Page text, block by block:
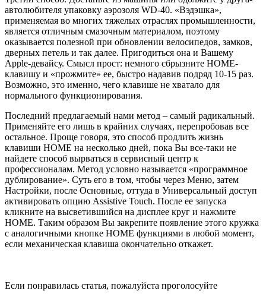
автолюбителя упаковку аэрозоля WD-40. «Вэдэшка»,
применяемая во многих тяжелых отраслях промышленности,
является отличным смазочным материалом, поэтому
оказывается полезной при обновлении велосипедов, замков,
дверных петель и так далее. Пригодиться она и Вашему
Apple-девайсу. Смысл прост: немного сбрызните НОМЕ-
клавишу и «прожмите» ее, быстро надавив подряд 10-15 раз.
Возможно, это именно, чего клавише не хватало для
нормального функционирования.
Последний предлагаемый нами метод – самый радикальный.
Применяйте его лишь в крайних случаях, перепробовав все
остальное. Проще говоря, это способ продлить жизнь
клавиши НОМЕ на несколько дней, пока Вы все-таки не
найдете способ вырваться в сервисный центр к
профессионалам. Метод условно называется «программное
дублирование». Суть его в том, чтобы через Меню, затем
Настройки, после Основные, оттуда в Универсальный доступ
активировать опцию Assistive Touch. После ее запуска
кликните на высветившийся на дисплее круг и нажмите
НОМЕ. Таким образом Вы закрепите появление этого кружка
с аналогичными кнопке НОМЕ функциями в любой момент,
если механическая клавиша окончательно откажет.
Если понравилась статья, пожалуйста проголосуйте